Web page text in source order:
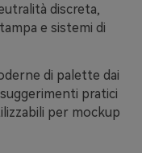
discreta,
e sistemi di
di palette dai
pratici
per mockup